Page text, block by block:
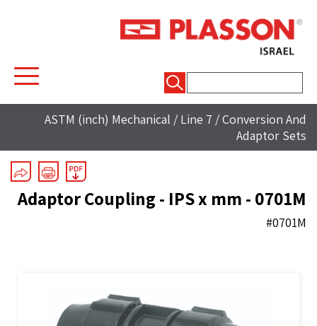
ASTM (inch) Mechanical / Line 7 /Conversion And
Adaptor Sets
Adaptor Coupling - IPS x mm - 0701M
#0701M